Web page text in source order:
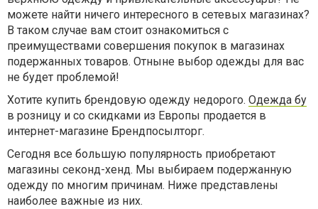
можете найти ничего интересного в сетевых магазинах?
В таком случае вам стоит ознакомиться с
преимуществами совершения покупок в магазинах
подержанных товаров. Отныне выбор одежды для вас
не будет проблемой!
Хотите купить брендовую одежду недорого. Одежда бу
в розницу и со скидками из Европы продается в
интернет-магазине Брендпосылторг.
Сегодня все большую популярность приобретают
магазины секонд-хенд. Мы выбираем подержанную
одежду по многим причинам. Ниже представлены
наиболее важные из них.